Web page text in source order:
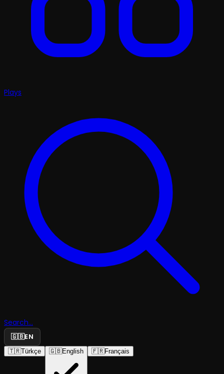
Plays
Search...
🇬🇧EN
🇹🇷Türkçe 🇬🇧English 🇫🇷Français